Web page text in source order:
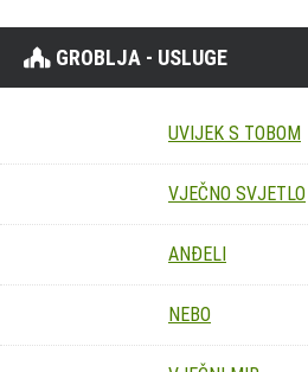
GROBLJA - USLUGE
UVIJEK S TOBOM
VJEČNO SVJETLO
ANĐELI
NEBO